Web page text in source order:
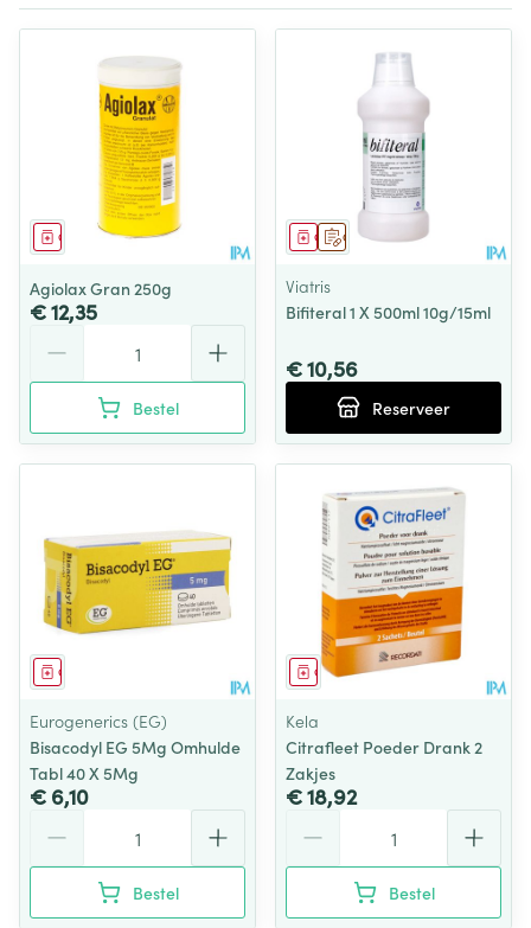
Geneesmiddel
Agiolax Gran 250g
€ 12,35
Bestel
Op voorschrift
Geneesmiddel
Viatris
Bifiteral 1 X 500ml 10g/15ml
€ 10,56
Reserveer
Geneesmiddel
Eurogenerics (EG)
Bisacodyl EG 5Mg Omhulde
Tabl 40 X 5Mg
€ 6,10
Bestel
Geneesmiddel
Kela
Citrafleet Poeder Drank 2
Zakjes
€ 18,92
Bestel